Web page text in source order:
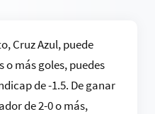
Cruz Azul, puede
o más goles, puedes
de -1.5. De ganar
de 2-0 o más,